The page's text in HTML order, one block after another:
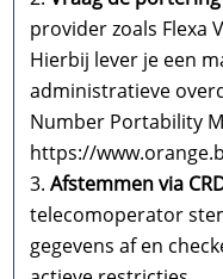
provider zoals Flexa
Hierbij lever je een
administratieve
Number Portability
https://
Afstemmen via
telecomoperator
gegevens af en